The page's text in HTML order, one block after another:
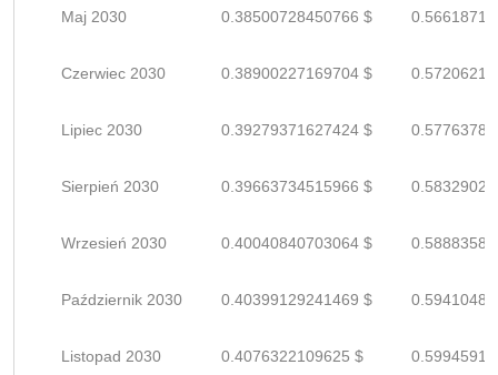
Maj 2030 0.38500728450766 $
Czerwiec 2030 0.38900227169704 $
Lipiec 2030 0.39279371627424 $
Sierpień 2030 0.39663734515966 $
Wrzesień 2030 0.40040840703064 $
Październik 2030 0.40399129241469 $
Listopad 2030 0.4076322109625 $